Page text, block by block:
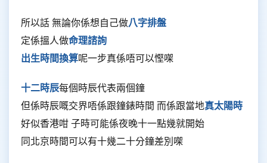
所以話 無論你係想自己做八字排盤
定係搵人做命理諮詢
出生時間換算呢一步真係唔可以慳㗎
十二時辰每個時辰代表兩個鐘
但係時辰嘅交界唔係跟鐘錶時間 而係跟當地真太陽時
好似香港咁 子時可能係夜晚十一點幾就開始
同北京時間可以有十幾二十分鐘差別㗎